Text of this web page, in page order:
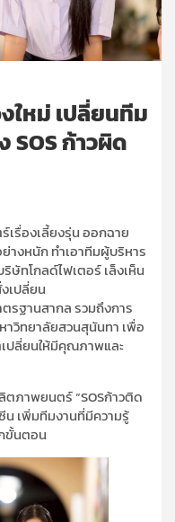
ใหม่ เปลี่ยนทีม
ก้าวผิด
รื่องเลี้ยงรุ่น ออกฉาย
างหนัก ทำเอาทีมผู้บริหาร
ทโกลด์ไฟเตอร์ เล็งเห็น
เปลี่ยน
รฐานสากล รวมถึงการ
วิทยาลัยสวนสุนันทา เพื่อ
ปลี่ยนให้มีคุณภาพและ
ภาพยนตร์ “SOSก้าวติด
เพิ่มทีมงานที่มีความรู้
ขั้นตอน